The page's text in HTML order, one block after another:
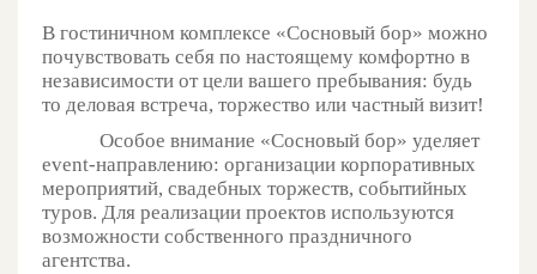
В гостиничном комплексе «Сосновый бор» можно
почувствовать себя по настоящему комфортно в
независимости от цели вашего пребывания: будь
то деловая встреча, торжество или частный визит!
Особое внимание «Сосновый бор» уделяет
event-направлению: организации корпоративных
мероприятий, свадебных торжеств, событийных
туров. Для реализации проектов используются
возможности собственного праздничного
агентства.